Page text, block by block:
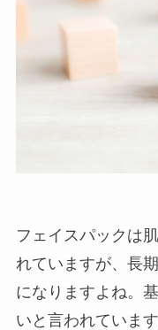
フェイスパックは
れていますが、長
になりますよね。
いと言われています